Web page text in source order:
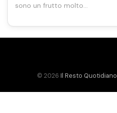
sono un frutto molto…
© 2026 Il Resto Quotidiano